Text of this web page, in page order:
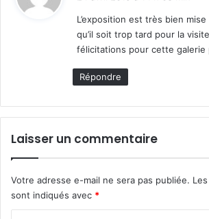
:
L’exposition est très bien
qu’il soit trop tard pour la
félicitations pour cette galerie
Répondre
Laisser un commentaire
Votre adresse e-mail ne sera pas publiée.
sont indiqués avec *